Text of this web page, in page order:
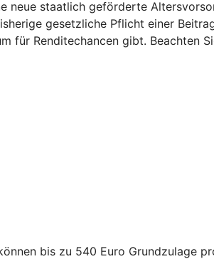
neue staatlich geförderte
gesetzliche Pflicht einer
für Renditechancen gibt.
bis zu 540 Euro Grundzulage